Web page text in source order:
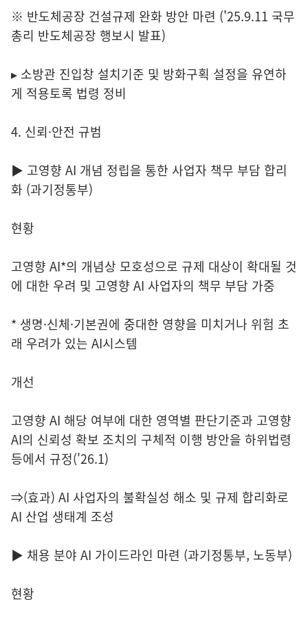
※ 반도체공장 건설규제 완화 방안 마련 ('25.9.11 국무
총리 반도체공장 행보시 발표)
▸ 소방관 진입창 설치기준 및 방화구획 설정을 유연하
게 적용토록 법령 정비
4. 신뢰·안전 규범
▶ 고영향 AI 개념 정립을 통한 사업자 책무 부담 합리
화 (과기정통부)
현황
고영향 AI*의 개념상 모호성으로 규제 대상이 확대될 것
에 대한 우려 및 고영향 AI 사업자의 책무 부담 가중
* 생명·신체·기본권에 중대한 영향을 미치거나 위험 초
래 우려가 있는 AI시스템
개선
고영향 AI 해당 여부에 대한 영역별 판단기준과 고영향
AI의 신뢰성 확보 조치의 구체적 이행 방안을 하위법령
등에서 규정('26.1)
⇒(효과) AI 사업자의 불확실성 해소 및 규제 합리화로
AI 산업 생태계 조성
▶ 채용 분야 AI 가이드라인 마련 (과기정통부, 노동부)
현황